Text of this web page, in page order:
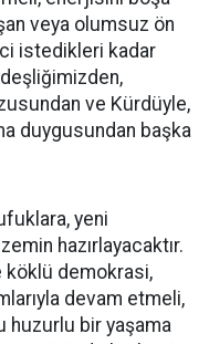
veya olumsuz ön
istedikleri kadar
ve Kürdüyle,
duygusundan başka
yeni
hazırlayacaktır.
köklü demokrasi,
devam etmeli,
huzurlu bir yaşama